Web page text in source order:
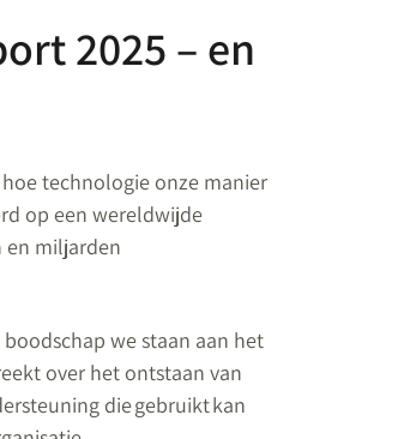
2025 – en
technologie onze manier
op een wereldwijde
en miljarden
we staan aan het
over het ontstaan van
die gebruikt kan